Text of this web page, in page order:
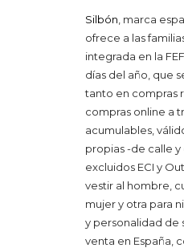
Silbón , marca
ofrece a las
integrada en la
días del año, que
tanto en compras
compras online a
acumulables,
propias -de calle
excluidos ECI y
vestir al hombre,
mujer y otra para
y personalidad de
venta en España,